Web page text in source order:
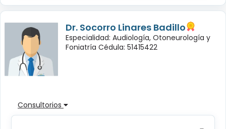
Dr. Socorro Linares Badillo
Especialidad: Audiología, Otoneurología y
Foniatría Cédula: 51415422
Consultorios